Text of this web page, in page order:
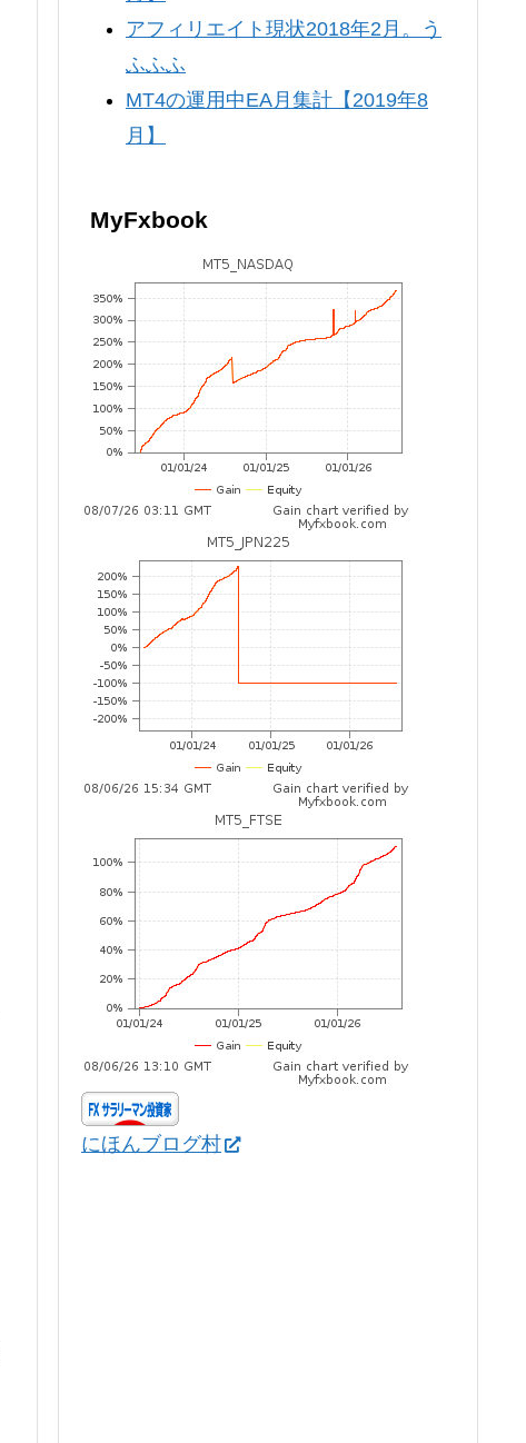
アフィリエイト現状2018年2月。う
ふふふ
MT4の運用中EA月集計【2019年8
月】
MyFxbook
にほんブログ村